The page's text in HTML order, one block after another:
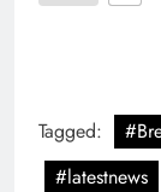
Tagged:
#latestnews